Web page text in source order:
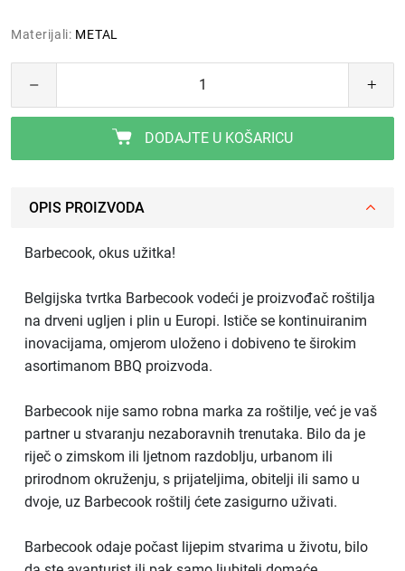
Materijali: METAL
DODAJTE U KOŠARICU
OPIS PROIZVODA
Barbecook, okus užitka!
Belgijska tvrtka Barbecook vodeći je proizvođač roštilja
na drveni ugljen i plin u Europi. Ističe se kontinuiranim
inovacijama, omjerom uloženo i dobiveno te širokim
asortimanom BBQ proizvoda.
Barbecook nije samo robna marka za roštilje, već je vaš
partner u stvaranju nezaboravnih trenutaka. Bilo da je
riječ o zimskom ili ljetnom razdoblju, urbanom ili
prirodnom okruženju, s prijateljima, obitelji ili samo u
dvoje, uz Barbecook roštilj ćete zasigurno uživati.
Barbecook odaje počast lijepim stvarima u životu, bilo